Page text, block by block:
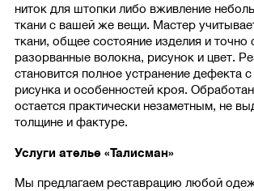
ниток для штопки либо вживление
ткани с вашей же вещи. Мастер
ткани, общее состояние изделия и точно
разорванные волокна, рисунок и цвет.
становится полное устранение дефекта
рисунка и особенностей кроя.
остается практически незаметным, не
толщине и фактуре.
Услуги ателье «Талисман»
Мы предлагаем реставрацию любой